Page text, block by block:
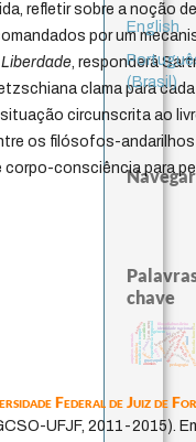
refletir sobre a noção
por um
Liberdade, responderá
clama para
circunscrita ao
os filósofos-
corpo-consciência para
Federal de Juiz de
UFJF, 2011-2015).
English
(Brasil)
Navegar
chave
fundamentalismo
jacobi protágoras
experiência temporal
metafísica do tempo género
idade
intolerância history of philosophy
identidade nacional
homem-
filosofia brasileira
j.c.m. neto
palavra
perdón
leyes violencia
guayaquil
logos
pedagogia
lei
arquivos mentais filosofia francesa
sacrifício
bataille
mind
animais